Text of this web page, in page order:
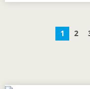
1 2